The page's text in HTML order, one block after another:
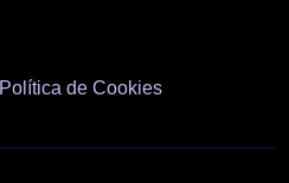
Política de Cookies